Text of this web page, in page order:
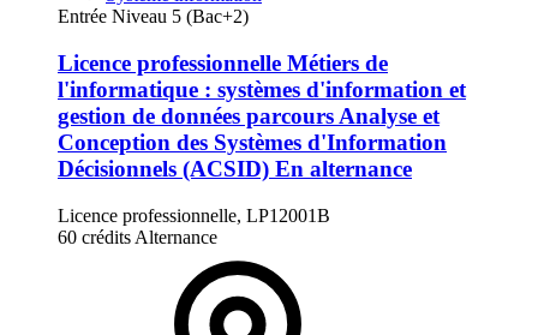
Entrée Niveau 5 (Bac+2)
Licence professionnelle Métiers de
l'informatique : systèmes d'information et
gestion de données parcours Analyse et
Conception des Systèmes d'Information
Décisionnels (ACSID) En alternance
Licence professionnelle, LP12001B
60 crédits Alternance